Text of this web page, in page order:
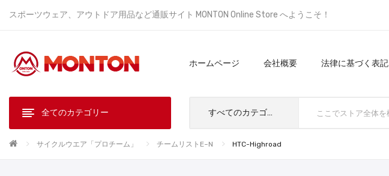
スポーツウェア、アウトドア用品など通販サイト MONTON Online Store へようこそ！
ホームページ 会社概要 法律に基づく表記
全てのカテゴリー すべてのカテゴリ
サイクルウエア「プロチーム」 チームリストE~N HTC-Highroad